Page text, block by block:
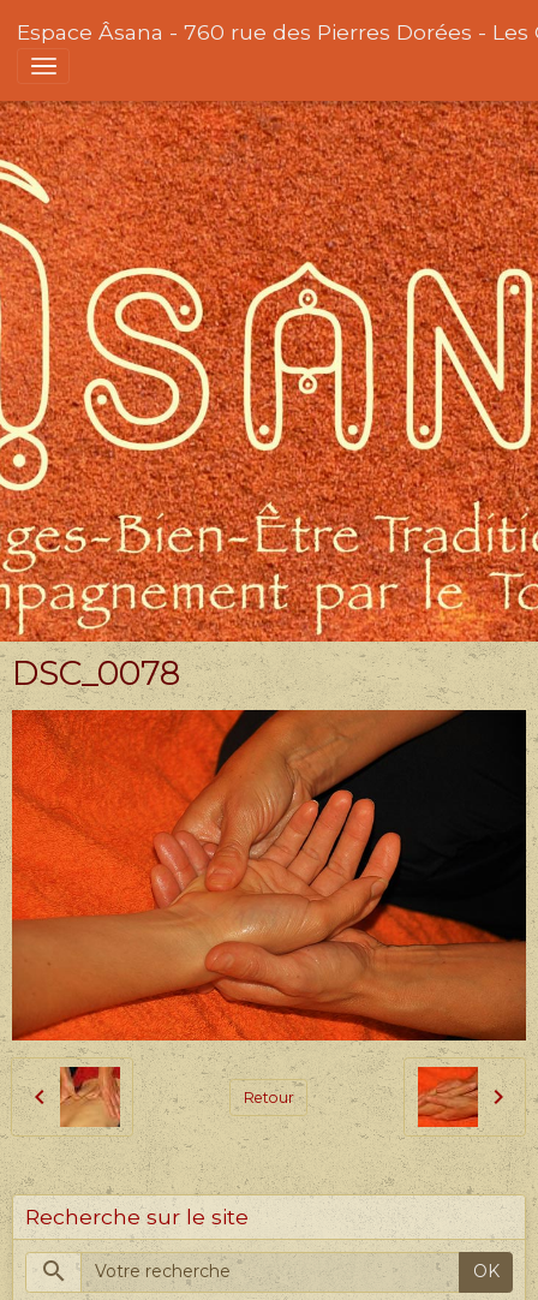
Espace Âsana - 760 rue des Pierres Dorées -
DSC_0078
Retour
Recherche sur le site
OK